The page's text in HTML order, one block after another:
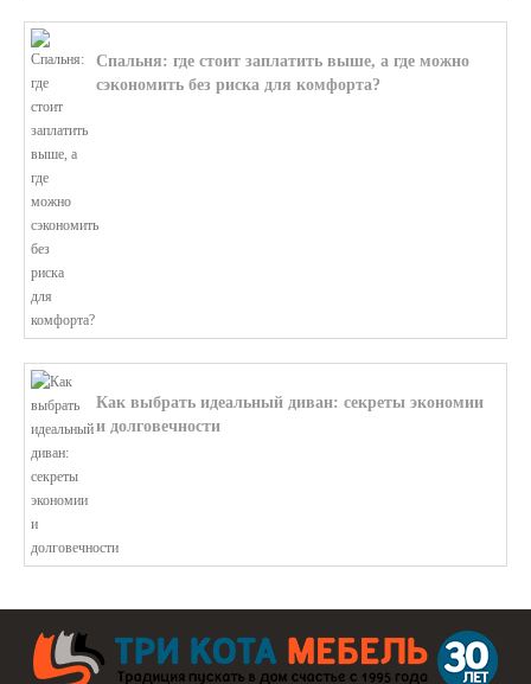
Спальня: где стоит заплатить выше, а где можно
сэкономить без риска для комфорта?
Как выбрать идеальный диван: секреты экономии
и долговечности